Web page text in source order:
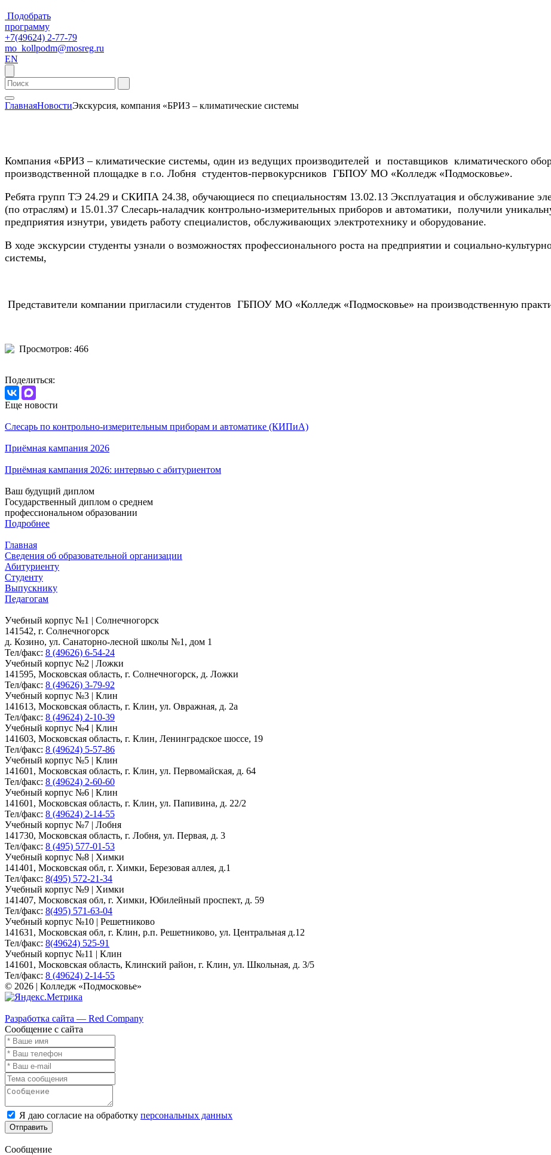
Подобрать
программу
+7(49624) 2-77-79
mo_kollpodm@mosreg.ru
EN
ГлавнаяНовостиЭкскурсия, компания «БРИЗ – климатические системы
Компания «БРИЗ – климатические системы, один из ведущих производителей и поставщиков климатического
производственной площадке в г.о. Лобня студентов-первокурсников ГБПОУ МО «Колледж «Подмосковье».
Ребята групп ТЭ 24.29 и СКИПА 24.38, обучающиеся по специальностям 13.02.13 Эксплуатация и обслуживание
(по отраслям) и 15.01.37 Слесарь-наладчик контрольно-измерительных приборов и автоматики, получили
предприятия изнутри, увидеть работу специалистов, обслуживающих электротехнику и оборудование.
В ходе экскурсии студенты узнали о возможностях профессионального роста на предприятии и социально-
системы,
Представители компании пригласили студентов ГБПОУ МО «Колледж «Подмосковье» на производственную
Просмотров: 466
Поделиться:
Еще новости
Слесарь по контрольно-измерительным приборам и автоматике (КИПиА)
Приёмная кампания 2026
Приёмная кампания 2026: интервью с абитуриентом
Ваш будущий диплом
Государственный диплом о среднем
профессиональном образовании
Подробнее
Главная
Сведения об образовательной организации
Абитуриенту
Студенту
Выпускнику
Педагогам
Учебный корпус №1 | Солнечногорск
141542, г. Солнечногорск
д. Козино, ул. Санаторно-лесной школы №1, дом 1
Тел/факс: 8 (49626) 6-54-24
Учебный корпус №2 | Ложки
141595, Московская область, г. Солнечногорск, д. Ложки
Тел/факс: 8 (49626) 3-79-92
Учебный корпус №3 | Клин
141613, Московская область, г. Клин, ул. Овражная, д. 2а
Тел/факс: 8 (49624) 2-10-39
Учебный корпус №4 | Клин
141603, Московская область, г. Клин, Ленинградское шоссе, 19
Тел/факс: 8 (49624) 5-57-86
Учебный корпус №5 | Клин
141601, Московская область, г. Клин, ул. Первомайская, д. 64
Тел/факс: 8 (49624) 2-60-60
Учебный корпус №6 | Клин
141601, Московская область, г. Клин, ул. Папивина, д. 22/2
Тел/факс: 8 (49624) 2-14-55
Учебный корпус №7 | Лобня
141730, Московская область, г. Лобня, ул. Первая, д. 3
Тел/факс: 8 (495) 577-01-53
Учебный корпус №8 | Химки
141401, Московская обл, г. Химки, Березовая аллея, д.1
Тел/факс: 8(495) 572-21-34
Учебный корпус №9 | Химки
141407, Московская обл, г. Химки, Юбилейный проспект, д. 59
Тел/факс: 8(495) 571-63-04
Учебный корпус №10 | Решетниково
141631, Московская обл, г. Клин, р.п. Решетниково, ул. Центральная д.12
Тел/факс: 8(49624) 525-91
Учебный корпус №11 | Клин
141601, Московская область, Клинский район, г. Клин, ул. Школьная, д. 3/5
Тел/факс: 8 (49624) 2-14-55
© 2026 | Колледж «Подмосковье»
Разработка сайта — Red Company
Сообщение с сайта
Я даю согласие на обработку персональных данных
Отправить
Сообщение